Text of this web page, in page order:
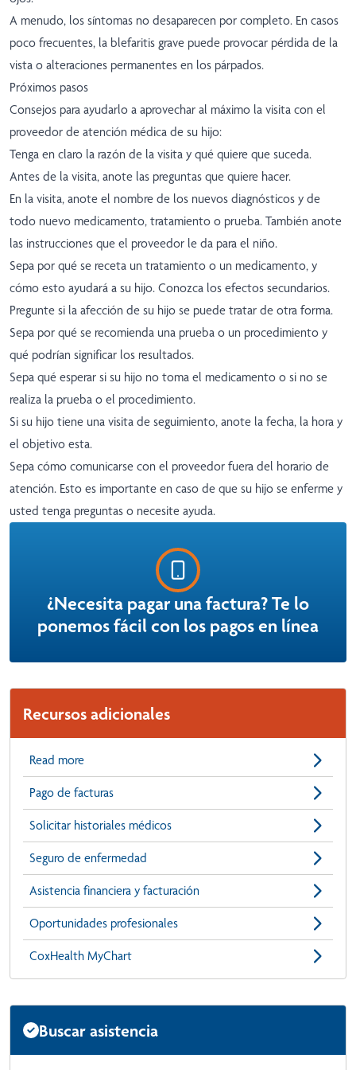
A menudo, los síntomas no desaparecen por completo. En casos
poco frecuentes, la blefaritis grave puede provocar pérdida de la
vista o alteraciones permanentes en los párpados.
Próximos pasos
Consejos para ayudarlo a aprovechar al máximo la visita con el
proveedor de atención médica de su hijo:
Tenga en claro la razón de la visita y qué quiere que suceda.
Antes de la visita, anote las preguntas que quiere hacer.
En la visita, anote el nombre de los nuevos diagnósticos y de
todo nuevo medicamento, tratamiento o prueba. También anote
las instrucciones que el proveedor le da para el niño.
Sepa por qué se receta un tratamiento o un medicamento, y
cómo esto ayudará a su hijo. Conozca los efectos secundarios.
Pregunte si la afección de su hijo se puede tratar de otra forma.
Sepa por qué se recomienda una prueba o un procedimiento y
qué podrían significar los resultados.
Sepa qué esperar si su hijo no toma el medicamento o si no se
realiza la prueba o el procedimiento.
Si su hijo tiene una visita de seguimiento, anote la fecha, la hora y
el objetivo esta.
Sepa cómo comunicarse con el proveedor fuera del horario de
atención. Esto es importante en caso de que su hijo se enferme y
usted tenga preguntas o necesite ayuda.
¿Necesita pagar una factura? Te lo
ponemos fácil con los pagos en línea
Recursos adicionales
Read more
Pago de facturas
Solicitar historiales médicos
Seguro de enfermedad
Asistencia financiera y facturación
Oportunidades profesionales
CoxHealth MyChart
Buscar asistencia